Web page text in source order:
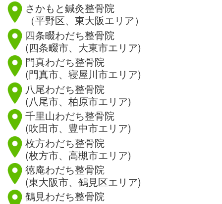
さかもと鍼灸整骨院
（平野区、東大阪エリア）
四条畷わだち整骨院
(四条畷市、大東市エリア)
門真わだち整骨院
(門真市、寝屋川市エリア)
八尾わだち整骨院
(八尾市、柏原市エリア)
千里山わだち整骨院
(吹田市、豊中市エリア)
枚方わだち整骨院
(枚方市、高槻市エリア)
徳庵わだち整骨院
(東大阪市、鶴見区エリア)
鶴見わだち整骨院